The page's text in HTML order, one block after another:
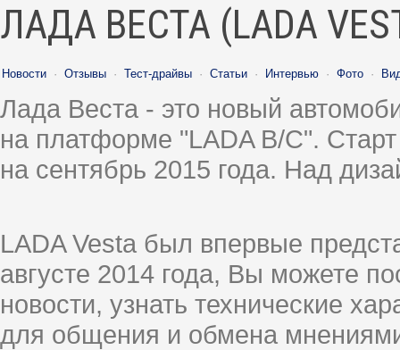
ЛАДА ВЕСТА (LADA
Новости · Отзывы · Тест-драйвы · Статьи · Интервью · Фото ·
Лада Веста - это новый
на платформе "LADA B/C".
на сентябрь 2015 года. Над
LADA Vesta был впервые
августе 2014 года, Вы можете
новости, узнать технические
для общения и обмена